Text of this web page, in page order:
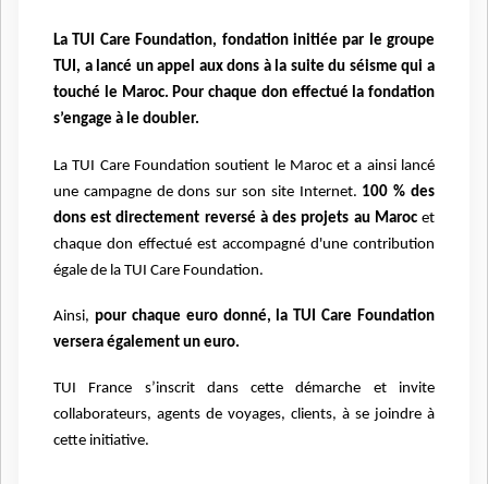
La TUI Care Foundation, fondation initiée par le groupe
TUI, a lancé un appel aux dons à la suite du séisme qui a
touché le Maroc. Pour chaque don effectué la fondation
s’engage à le doubler.
La TUI Care Foundation soutient le Maroc et a ainsi lancé
une campagne de dons sur son site Internet. 100 % des
dons est directement reversé à des projets au Maroc et
chaque don effectué est accompagné d'une contribution
égale de la TUI Care Foundation.
Ainsi, pour chaque euro donné, la TUI Care Foundation
versera également un euro.
TUI France s’inscrit dans cette démarche et invite
collaborateurs, agents de voyages, clients, à se joindre à
cette initiative.